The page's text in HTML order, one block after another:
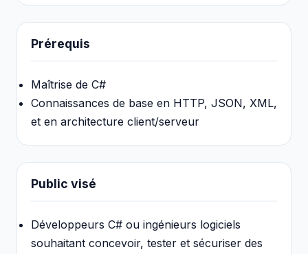
Prérequis
Maîtrise de C#
Connaissances de base en HTTP, JSON, XML,
et en architecture client/serveur
Public visé
Développeurs C# ou ingénieurs logiciels
souhaitant concevoir, tester et sécuriser des